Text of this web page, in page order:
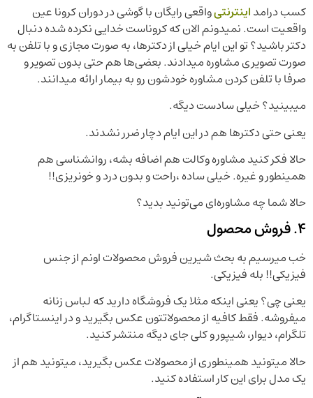
کسب درامداینترنتیواقعی رایگان با گوشی در دوران کرونا عین
واقعیت است. نمیدونم الان که کروناست خدایی نکرده شده دنبال
دکتر باشید؟ تو این ایام خیلی از دکترها، به صورت مجازی و با تلفن به
صورت تصویری مشاوره میدادند. بعضی‌ها هم حتی بدون تصویر و
صرفا با تلفن کردن مشاوره خودشون رو به بیمار ارائه میدانند.
میبینید؟ خیلی سادست دیگه.
یعنی حتی دکترها هم در این ایام دچار ضرر نشدند.
حالا فکر کنید مشاوره وکالت هم اضافه بشه، روانشناسی هم
همینطور و غیره. خیلی ساده ،راحت و بدون درد و خونریزی!!
حالا شما چه مشاوره‌ای می‌تونید بدید؟
4. فروش محصول
خب میرسیم به بحث شیرین فروش محصولات اونم از جنس
فیزیکی!! بله فیزیکی.
یعنی چی؟ یعنی اینکه مثلا یک فروشگاه دارید که لباس زنانه
میفروشه. فقط کافیه از محصولاتتون عکس بگیرید و در اینستاگرام،
تلگرام، دیوار، شیپور و کلی جای دیگه منتشر کنید.
حالا میتونید همینطوری از محصولات عکس بگیرید، میتونید هم از
یک مدل برای این کار استفاده کنید.